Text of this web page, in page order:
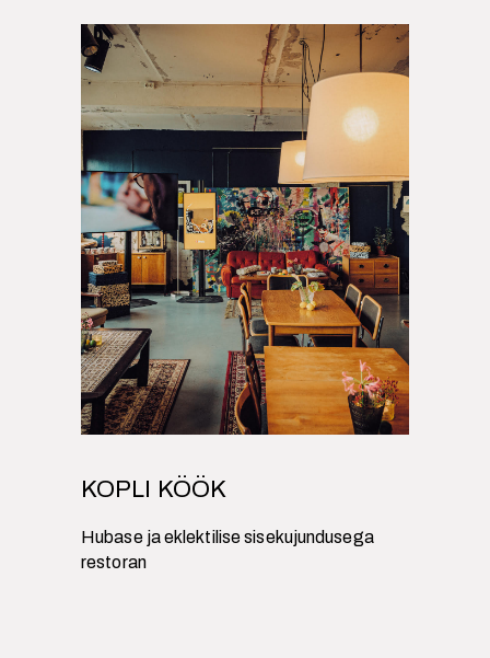
KOPLI KÖÖK
Hubase ja eklektilise sisekujundusega
restoran